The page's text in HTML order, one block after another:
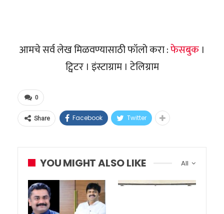
आमचे सर्व लेख मिळवण्यासाठी फॉलो करा :फेसबुक ।
ट्विटर । इंस्टाग्राम । टेलिग्राम
0
Share Facebook Twitter
All
YOU MIGHT ALSO LIKE